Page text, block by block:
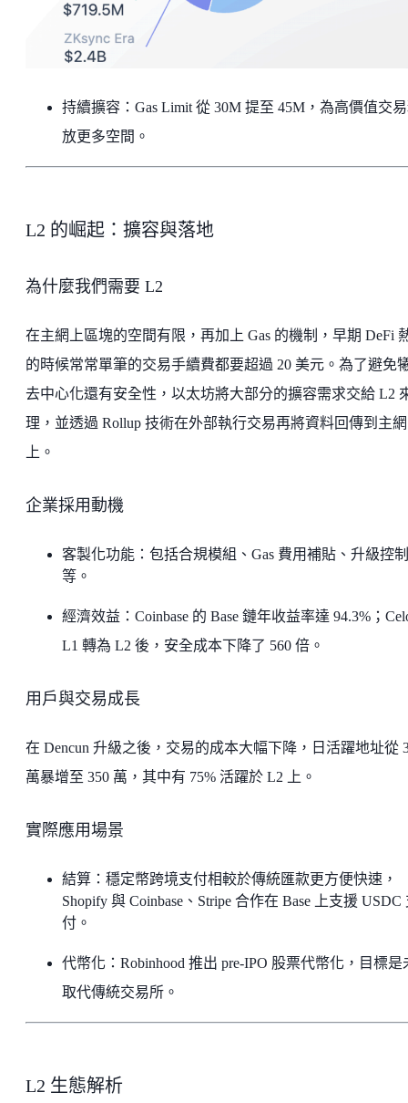
持續擴容：Gas Limit 從 30M 提至 45M，為高價值交
放更多空間。
L2 的崛起：擴容與落地
為什麼我們需要 L2
在主網上區塊的空間有限，再加上 Gas 的機制，早期 DeFi
的時候常常單筆的交易手續費都要超過 20 美元。為了避免
去中心化還有安全性，以太坊將大部分的擴容需求交給 L2
理，並透過 Rollup 技術在外部執行交易再將資料回傳到主網
上。
企業採用動機
客製化功能：包括合規模組、Gas 費用補貼、升級控制
等。
經濟效益：Coinbase 的 Base 鏈年收益率達 94.3%；
L1 轉為 L2 後，安全成本下降了 560 倍。
用戶與交易成長
在 Dencun 升級之後，交易的成本大幅下降，日活躍地址從
萬暴增至 350 萬，其中有 75% 活躍於 L2 上。
實際應用場景
結算：穩定幣跨境支付相較於傳統匯款更方便快速，
Shopify 與 Coinbase、Stripe 合作在 Base 上支援 USDC
付。
代幣化：Robinhood 推出 pre-IPO 股票代幣化，目標是
取代傳統交易所。
L2 生態解析